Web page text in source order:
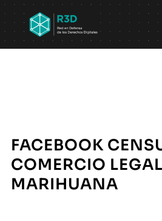
FACEBOOK
COMERCIO
MARIHUANA